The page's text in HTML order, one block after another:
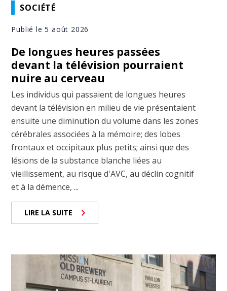
SOCIÉTÉ
Publié le 5 août 2026
De longues heures passées
devant la télévision pourraient
nuire au cerveau
Les individus qui passaient de longues heures
devant la télévision en milieu de vie présentaient
ensuite une diminution du volume dans les zones
cérébrales associées à la mémoire; des lobes
frontaux et occipitaux plus petits; ainsi que des
lésions de la substance blanche liées au
vieillissement, au risque d'AVC, au déclin cognitif
et à la démence, ...
LIRE LA SUITE